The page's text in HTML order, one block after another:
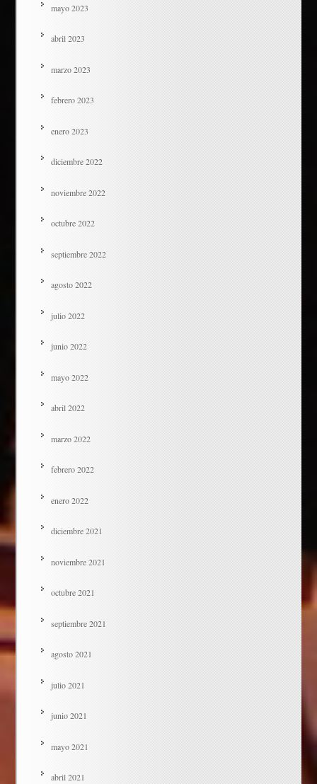
mayo 2023
abril 2023
marzo 2023
febrero 2023
enero 2023
diciembre 2022
noviembre 2022
octubre 2022
septiembre 2022
agosto 2022
julio 2022
junio 2022
mayo 2022
abril 2022
marzo 2022
febrero 2022
enero 2022
diciembre 2021
noviembre 2021
octubre 2021
septiembre 2021
agosto 2021
julio 2021
junio 2021
mayo 2021
abril 2021